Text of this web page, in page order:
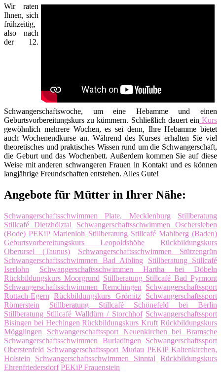
Wir raten
Ihnen, sich
frühzeitig,
also nach
der 12.
Schwangerschaftswoche, um eine Hebamme und einen
Geburtsvorbereitungskurs zu kümmern. Schließlich dauert ein Kurs
gewöhnlich mehrere Wochen, es sei denn, Ihre Hebamme bietet
auch Wochenendkurse an. Während des Kurses erhalten Sie viel
theoretisches und praktisches Wissen rund um die Schwangerschaft,
die Geburt und das Wochenbett. Außerdem kommen Sie auf diese
Weise mit anderen schwangeren Frauen in Kontakt und es können
langjährige Freundschaften entstehen. Alles Gute!
Angebote für Mütter in Ihrer Nähe:
Schwangerschaftsschwimmen Plate, Mecklenburg
Stillberatung
Stillcafé Dietzhölztal
Schwangerschaftsschwimmen Oschersleben
(Bode) PEKiP Marienloh Stillberatung Stillcafé Mahlberg (Baden)
Geburtsvorbereitungskurs Leopoldshöhe
Rückbildungskurs
Oberursel (Taunus)
Schwangerschaftsschwimmen Stützengrün
Schwangerschaftsschwimmen Bad Aibling
Stillberatung Stillcafé
Iserlohn
Schwangerschaftsschwimmen Hartha bei Döbeln
Rückbildungskurs Moorgrund Stillberatung Stillcafé Bad Pyrmont
Schwangerschaftsschwimmen Remchingen Schwangerschaftssport
Rottach-Egern
Rückbildungskurs Grömitz
Schwangerschaftssport
Römerstein
Stillberatung Stillcafé Schönefeld bei Berlin
Stillberatung Stillcafé Walldürn / Storchhof Schwangerschaftssport
Bisingen bei Hechingen Rückbildungskurs Kruft Rückbildungskurs
Mögglingen
Schwangerschaftssport Neuenkirchen bei Bramsche
Schwangerschaftsschwimmen Burladingen
Schwangerschaftssport
Oberstenfeld Schwangerschaftssport Mudau PEKiP Kaltenkirchen,
Holstein
Schwangerschaftsschwimmen Sinntal
Rückbildungskurs
Ehrenfriedersdorf PEKiP Frauenstein